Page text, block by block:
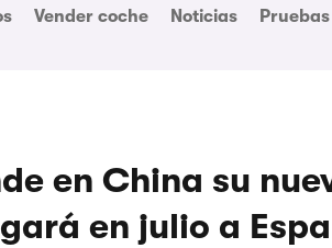
Vender coche Noticias
en China su
en julio a